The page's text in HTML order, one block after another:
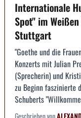
Internationale
Spot" im
Stuttgart
"Goethe und die
Konzerts mit Julian
(Sprecherin) und
zu Beginn faszinierte
Schuberts
Geschrieben von